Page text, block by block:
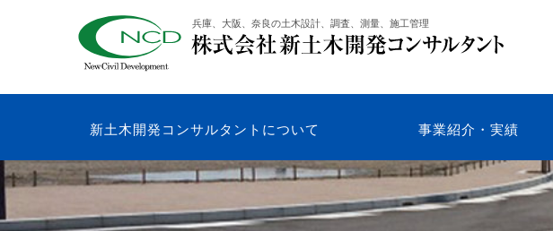
キ
ッ
プ
兵庫、大阪、奈良の土木設計、調査、測量、施工管理
新土木開発コンサルタントについて 事業紹介・実績